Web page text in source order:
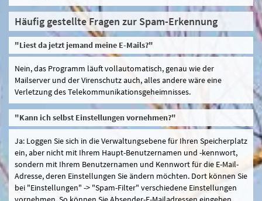
Häufig gestellte Fragen zur Spam-Erkennung
"Liest da jetzt jemand meine E-Mails?"
Nein, das Programm läuft vollautomatisch, genau wie der
Mailserver und der Virenschutz auch, alles andere wäre eine
Verletzung des Telekommunikationsgeheimnisses.
"Kann ich selbst Einstellungen vornehmen?"
Ja: Loggen Sie sich in die Verwaltungsebene für Ihren Speicherplatz
ein, aber nicht mit Ihrem Haupt-Benutzernamen und -kennwort,
sondern mit Ihrem Benutzernamen und Kennwort für die E-Mail-
Adresse, deren Einstellungen Sie ändern möchten. Dort können Sie
bei "Einstellungen" -> "Spam-Filter" verschiedene Einstellungen